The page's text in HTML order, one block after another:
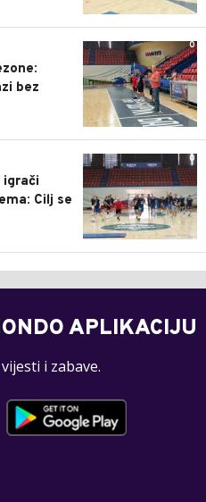
0
bez
0
igrači
Cilj se
APLIKACIJU
i zabave.